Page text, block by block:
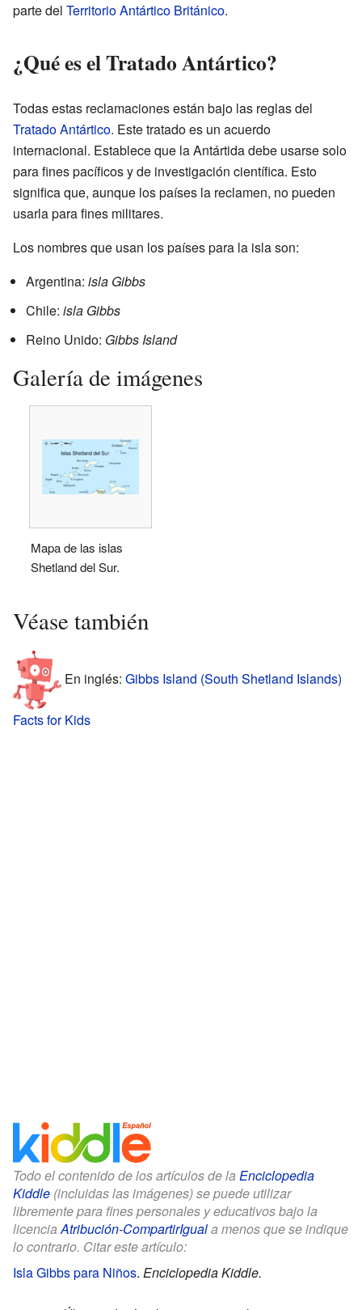
parte del Territorio Antártico Británico.
¿Qué es el Tratado Antártico?
Todas estas reclamaciones están bajo las reglas del
Tratado Antártico. Este tratado es un acuerdo
internacional. Establece que la Antártida debe usarse solo
para fines pacíficos y de investigación científica. Esto
significa que, aunque los países la reclamen, no pueden
usarla para fines militares.
Los nombres que usan los países para la isla son:
Argentina: isla Gibbs
Chile: isla Gibbs
Reino Unido: Gibbs Island
Galería de imágenes
Mapa de las islas
Shetland del Sur.
Véase también
En inglés: Gibbs Island (South Shetland Islands)
Facts for Kids
Todo el contenido de los artículos de la Enciclopedia
Kiddle (incluidas las imágenes) se puede utilizar
libremente para fines personales y educativos bajo la
licenciaAtribución-CompartirIguala menos que se indique
lo contrario. Citar este artículo:
Isla Gibbs para Niños. Enciclopedia Kiddle.